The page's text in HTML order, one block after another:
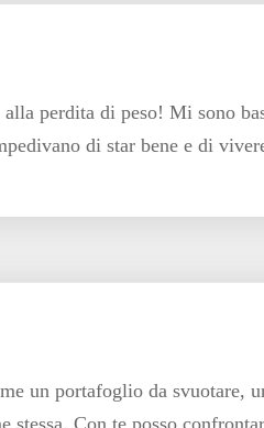
perdita di peso! Mi sono
di star bene e di
un portafoglio da svuotare,